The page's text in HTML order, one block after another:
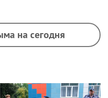
на сегодня